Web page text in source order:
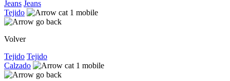
Jeans Jeans
Tejido
Volver
Tejido Tejido
Calzado